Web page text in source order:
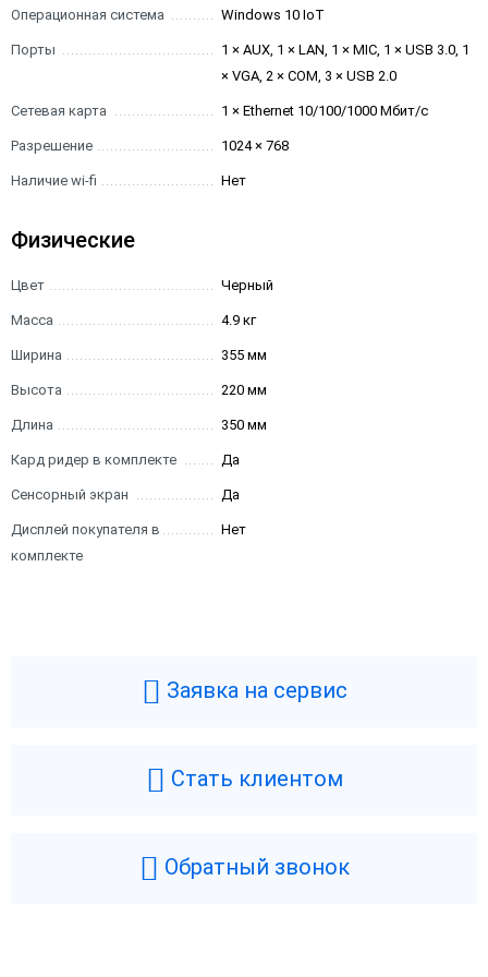
Операционная система Windows 10 IoT
Порты
1 × AUX, 1 × LAN, 1 × MIC, 1 × USB 3.0, 1
× VGA, 2 × COM, 3 × USB 2.0
Сетевая карта 1 × Ethernet 10/100/1000 Мбит/с
Разрешение 1024 × 768
Наличие wi-fi Нет
Физические
Цвет Черный
Масса 4.9 кг
Ширина 355 мм
Высота 220 мм
Длина 350 мм
Кард ридер в комплекте Да
Сенсорный экран Да
Дисплей покупателя в
комплекте
Нет
Коробка
Заявка на сервис
Стать клиентом
Обратный звонок